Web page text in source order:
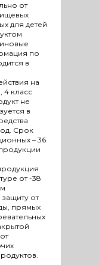
от
для детей
по
в
на
4 класс
не
в
Срок
– 36
от -38
от
прямых